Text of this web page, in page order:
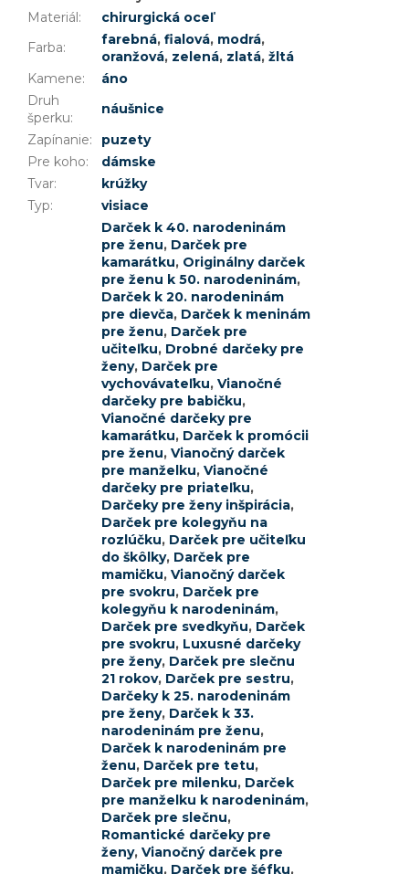
Materiál :
chirurgická oceľ
Farba: farebná, fialová, modrá,
oranžová, zelená, zlatá, žltá
Kamene:
áno
Druh
šperku:
náušnice
Zapínanie:
puzety
Pre koho:
dámske
Tvar:
krúžky
Typ: visiace
Darček k 40. narodeninám
pre ženu, Darček pre
kamarátku, Originálny darček
pre ženu k 50. narodeninám,
Darček k 20. narodeninám
pre dievča, Darček k meninám
pre ženu, Darček pre
učiteľku, Drobné darčeky pre
ženy, Darček pre
vychovávateľku, Vianočné
darčeky pre babičku,
Vianočné darčeky pre
kamarátku, Darček k promócii
pre ženu, Vianočný darček
pre manželku, Vianočné
darčeky pre priateľku,
Darčeky pre ženy inšpirácia,
Darček pre kolegyňu na
rozlúčku, Darček pre učiteľku
do škôlky, Darček pre
mamičku, Vianočný darček
pre svokru, Darček pre
kolegyňu k narodeninám,
Darček pre svedkyňu, Darček
pre svokru, Luxusné darčeky
pre ženy, Darček pre slečnu
21 rokov, Darček pre sestru,
Darčeky k 25. narodeninám
pre ženy, Darček k 33.
narodeninám pre ženu,
Darček k narodeninám pre
ženu, Darček pre tetu,
Darček pre milenku, Darček
pre manželku k narodeninám,
Darček pre slečnu,
Romantické darčeky pre
ženy, Vianočný darček pre
mamičku, Darček pre šéfku,